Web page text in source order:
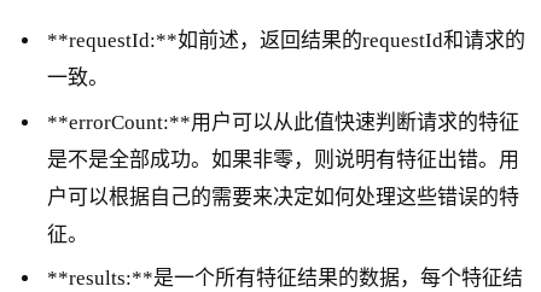
**requestId:**如前述，返回结果的requestId和请求的
一致。
**errorCount:**用户可以从此值快速判断请求的特征
是不是全部成功。如果非零，则说明有特征出错。用
户可以根据自己的需要来决定如何处理这些错误的特
征。
**results:**是一个所有特征结果的数据，每个特征结